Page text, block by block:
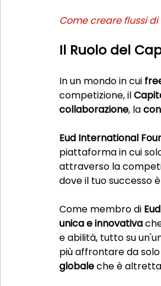
Come creare flussi
Il Ruolo del
In un mondo in cui
competizione, il
collaborazione, la
Eud International
piattaforma in cui
attraverso la
dove il tuo successo
Come membro di
unica e innovativa
e abilità, tutto su
più affrontare da
globale che è